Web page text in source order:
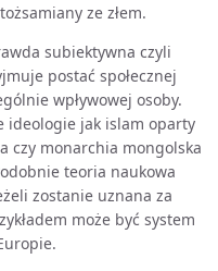
ze złem.
subiektywna czyli
postać społecznej
wpływowej osoby.
ideologie jak islam oparty
czy monarchia mongolska
teoria naukowa
zostanie uznana za
może być system